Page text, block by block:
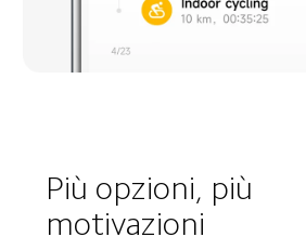
Più opzioni, più
motivazioni